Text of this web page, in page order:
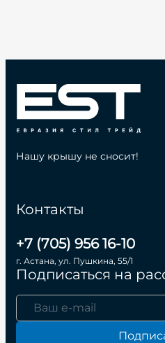
Контакты
+7 (705) 956 16-10
г. Астана, ул. Пушкина, 55/1
Подписаться на
Нашу крышу не сносит!